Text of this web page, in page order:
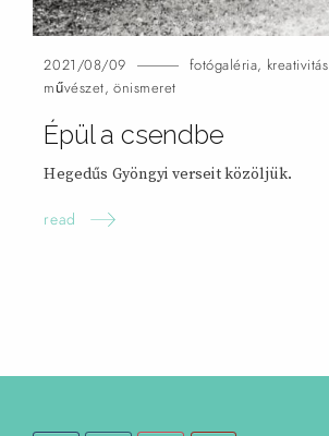
2021/08/09 fotógaléria, kreativitás
művészet, önismeret
Épül a csendbe
Hegedűs Gyöngyi verseit közöljük.
read